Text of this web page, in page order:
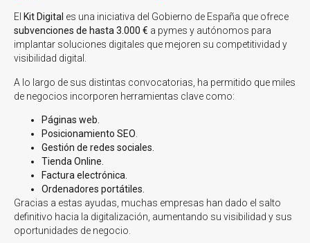
El Kit Digital es una iniciativa del Gobierno de España que ofrece
subvenciones de hasta 3.000 € a pymes y autónomos para
implantar soluciones digitales que mejoren su competitividad y
visibilidad digital.
A lo largo de sus distintas convocatorias, ha permitido que miles
de negocios incorporen herramientas clave como:
Páginas web.
Posicionamiento SEO
Gestión de redes sociales.
Tienda Online.
Factura electrónica.
Ordenadores portátiles.
Gracias a estas ayudas, muchas empresas han dado el salto
definitivo hacia la digitalización, aumentando su visibilidad y sus
oportunidades de negocio.